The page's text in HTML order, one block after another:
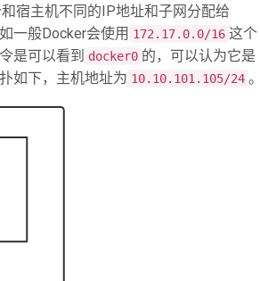
宿主机不同的IP地址和子网分配给
一般Docker会使用 172.17.0.0/16 这个
是可以看到 docker0 的，可以认为它是
如下，主机地址为 10.10.101.105/24 。